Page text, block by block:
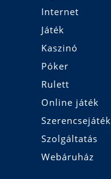
Internet
Játék
Kaszinó
Póker
Rulett
Online játék
Szerencsejáték
Szolgáltatás
Webáruház